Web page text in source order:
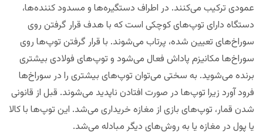
عمودی ترکیب می‌کنند. در اطراف دستگیره‌ها و مسدود کننده‌ها،
دستگاه دارای توپ‌های کوچکی است که با هدف قرار گرفتن روی
سوراخ‌های تعیین شده، پرتاب می‌شوند. با قرار گرفتن توپ‌ها روی
سوراخ‌ها مکانیزم پاداش فعال می‌شود و توپ‌های فولادی بیشتری
برنده‌ می‌شوید. به سختی می‌توان توپ‌های بیشتری را در سوراخ‌ها
فرود آورد زیرا توپ‌ها در صورت افتادن ناپدید می‌شوند. قبل از قانونی
شدن قمار، توپ‌‌های بازی از مغازه خریداری می‌شد. این توپ‌ها با کالا
یا پول در مغازه یا به روش‌های دیگر مبادله می‌شد.